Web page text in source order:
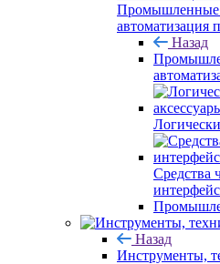
Промышленные
автоматизация
Назад
Средства
Назад
Инструменты,